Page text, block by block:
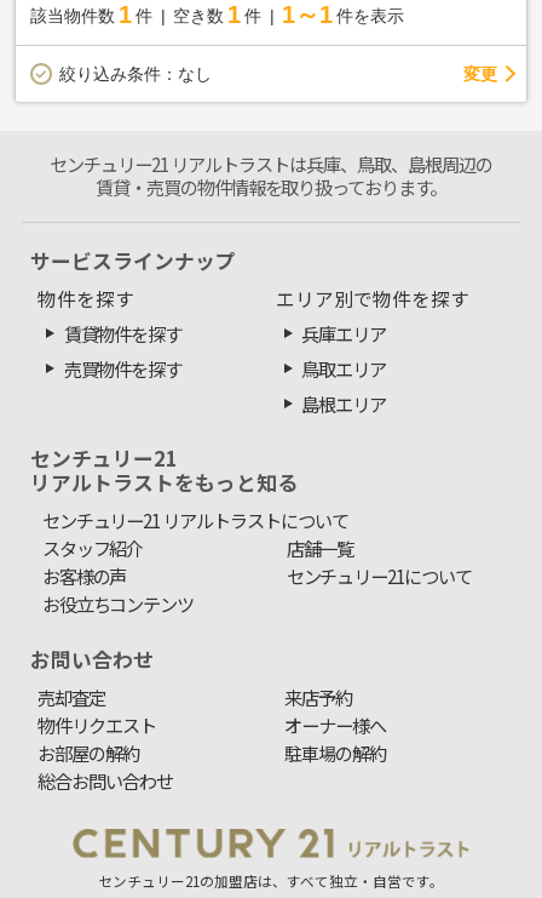
該当物件数 1件 空き数 1 件 1～1 件を表示
絞り込み条件： なし 変更
センチュリー21 リアルトラストは兵庫、鳥取、島根周辺の
賃貸・売買の物件情報を取り扱っております。
サービスラインナップ
物件を探す
賃貸物件を探す
売買物件を探す
エリア別で物件を探す
兵庫エリア
鳥取エリア
島根エリア
センチュリー21
リアルトラストをもっと知る
センチュリー21 リアルトラストについて
スタッフ紹介
店舗一覧
お客様の声
センチュリー21について
お役立ちコンテンツ
お問い合わせ
売却査定
来店予約
物件リクエスト
オーナー様へ
お部屋の解約
駐車場の解約
総合お問い合わせ
センチュリー21の加盟店は、すべて独立・自営です。